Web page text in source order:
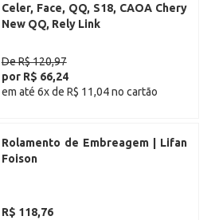
Celer, Face, QQ, S18, CAOA Chery
New QQ, Rely Link
De R$ 120,97
por R$ 66,24
em até 6x de R$ 11,04 no cartão
Rolamento de Embreagem | Lifan
Foison
R$ 118,76